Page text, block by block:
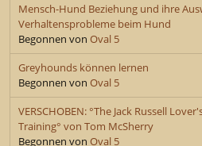
Mensch-Hund Beziehung und ihre
Verhaltensprobleme beim Hund
Begonnen von Oval 5
Greyhounds können lernen
Begonnen von Oval 5
VERSCHOBEN: °The Jack Russell
Training° von Tom McSherry
Begonnen von Oval 5